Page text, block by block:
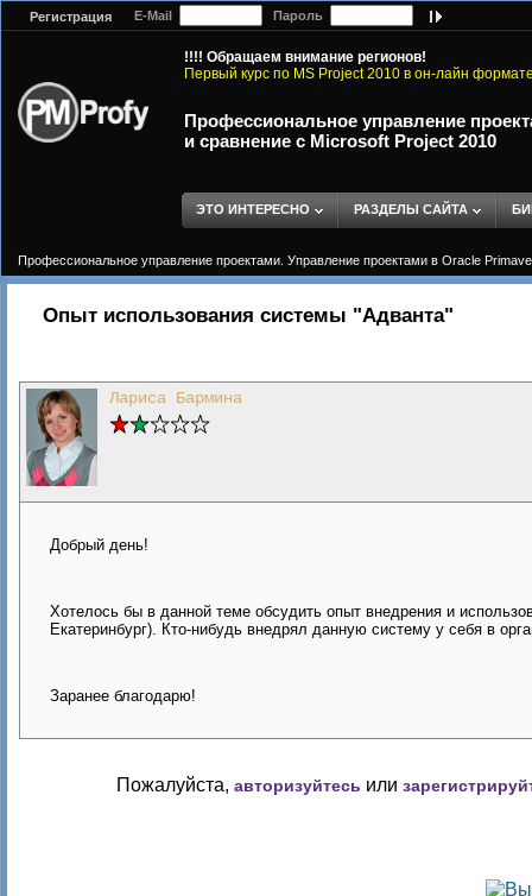
Регистрация E-Mail Пароль
!!!! Обращаем внимание регионов!
Первый курс по MS Project 2010 в он-лайн
Профессиональное управление
и сравнение с Microsoft Project 2010
ЭТО ИНТЕРЕСНО РАЗДЕЛЫ САЙТА
Профессиональное управление проектами. Управление проектами в Oracle
Опыт использования системы "Адванта"
Лариса Бармина
Добрый день!
Хотелось бы в данной теме обсудить опыт внедрения и
Екатеринбург). Кто-нибудь внедрял данную систему у себя в
Заранее благодарю!
Пожалуйста, авторизуйтесь или